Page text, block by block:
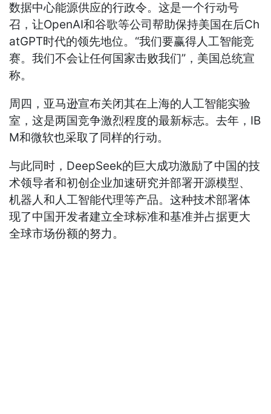
数据中心能源供应的行政令。这是一个行动号
召，让OpenAI和谷歌等公司帮助保持美国在后Ch
atGPT时代的领先地位。“我们要赢得人工智能竞
赛。我们不会让任何国家击败我们”，美国总统宣
称。
周四，亚马逊宣布关闭其在上海的人工智能实验
室，这是两国竞争激烈程度的最新标志。去年，IB
M和微软也采取了同样的行动。
与此同时，DeepSeek的巨大成功激励了中国的技
术领导者和初创企业加速研究并部署开源模型、
机器人和人工智能代理等产品。这种技术部署体
现了中国开发者建立全球标准和基准并占据更大
全球市场份额的努力。